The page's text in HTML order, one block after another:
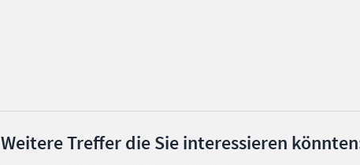
Weitere Treffer die Sie interessieren